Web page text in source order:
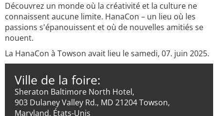
Découvrez un monde où la créativité et la culture ne
connaissent aucune limite. HanaCon – un lieu où les
passions s'épanouissent et où de nouvelles amitiés se
nouent.
La HanaCon à Towson avait lieu le samedi, 07. juin 2025.
Ville de la foire:
Sheraton Baltimore North Hotel,
903 Dulaney Valley Rd., MD 21204 Towson,
Maryland, États-Unis